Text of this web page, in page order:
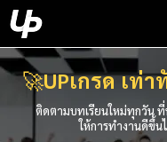
🚀UPเกรด เท่
ติดตามบทเรียนใหม่ทุกวัน
ให้การทำงานดีขึ้น